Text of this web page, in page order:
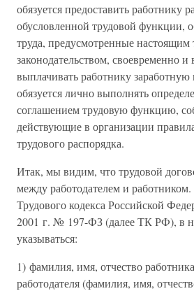
обязуется предоставить работнику
обусловленной трудовой функции,
труда, предусмотренные
законодательством, своевременно
выплачивать работнику заработную
обязуется лично выполнять
соглашением трудовую функцию,
действующие в организации
трудового распорядка.
Итак, мы видим, что трудовой
между работодателем и работником.
Трудового кодекса Российской
2001 г. № 197-ФЗ (далее ТК РФ), в
указываться:
1) фамилия, имя, отчество
работодателя (фамилия, имя,